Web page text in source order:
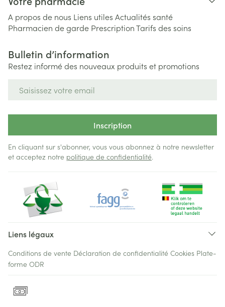
A propos de nous Liens utiles Actualités santé
Pharmacien de garde PrescriptionTarifs des soins
Bulletin d’information
Restez informé des nouveaux produits et promotions
Inscription
En cliquant sur s'abonner, vous vous abonnez à notre newsletter
et acceptez notre politique de confidentialité.
Liens légaux
Conditions de vente Déclaration de confidentialité Cookies Plate-
forme ODR